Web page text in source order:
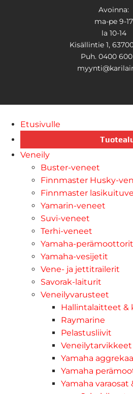
Avoinna:
ma-pe 9-17
la 10-14
Kisällintie 1,
Puh. 0400
Etusivulle
Veneily
Buster-veneet
Finnmaster Husky-
Finnmaster
Yamarin-veneet
Suvi-veneet
Terhi-veneet
Yamaha-perämoottorit
Yamaha-vesijetit
Vene- ja jettitrailerit
Savorak-laiturit
Veneilyvarusteet
Hallintalaitteet &
Raymarine
Pelastusliivit
Veneilytarvikkeet
Yamaha
Yamaha
Yamaha